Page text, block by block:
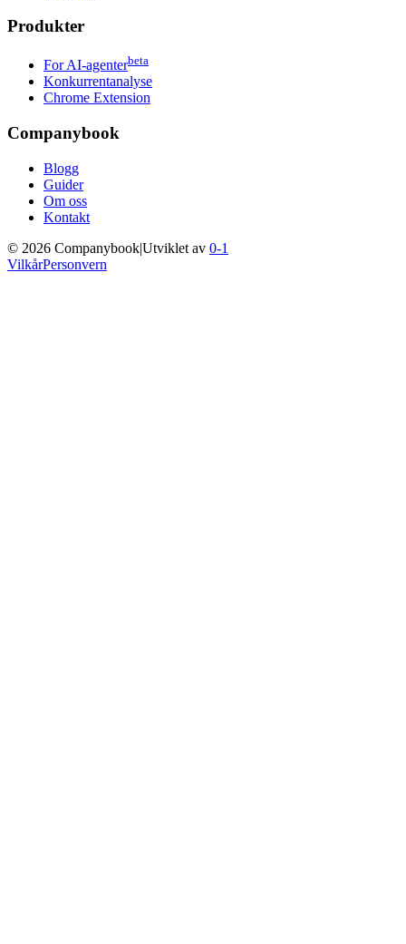
Produkter
For AI-agenterbeta
Konkurrentanalyse
Chrome Extension
Companybook
Blogg
Guider
Om oss
Kontakt
© 2026 Companybook|Utviklet av 0-1
VilkårPersonvern